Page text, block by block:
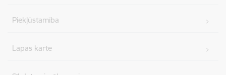
Piekļūstamība
Lapas karte